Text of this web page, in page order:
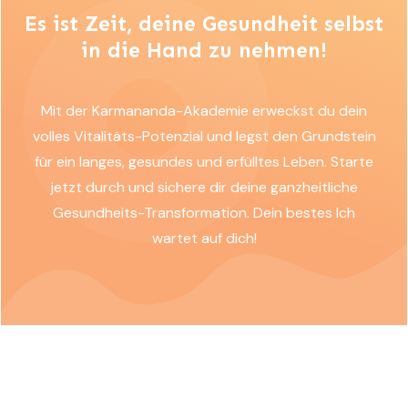
Es ist Zeit, deine Gesundheit selbst
in die Hand zu nehmen!
Mit der Karmananda-Akademie erweckst du dein
volles Vitalitäts-Potenzial und legst den Grundstein
für ein langes, gesundes und erfülltes Leben. Starte
jetzt durch und sichere dir deine ganzheitliche
Gesundheits-Transformation. Dein bestes Ich
wartet auf dich!